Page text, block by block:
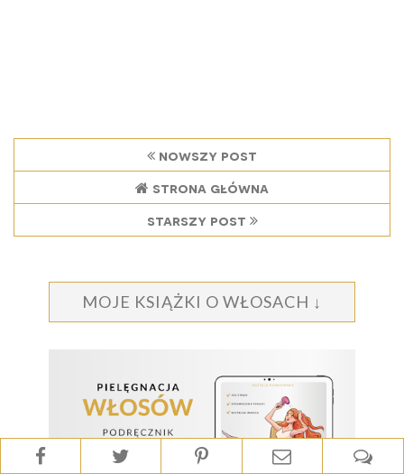
nowszy post
strona główna
starszy post
MOJE KSIĄŻKI O WŁOSACH ↓